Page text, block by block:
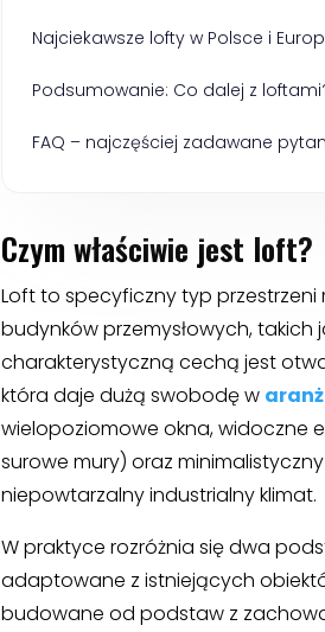
Najciekawsze lofty w Polsce i
Podsumowanie: Co dalej z
FAQ – najczęściej zadawane
Czym właściwie jest loft?
Loft to specyficzny typ przestrzeni
budynków przemysłowych, takich
charakterystyczną cechą jest
która daje dużą swobodę w
wielopoziomowe okna, widoczne
surowe mury) oraz
niepowtarzalny industrialny klimat.
W praktyce rozróżnia się dwa
adaptowane z istniejących
budowane od podstaw z